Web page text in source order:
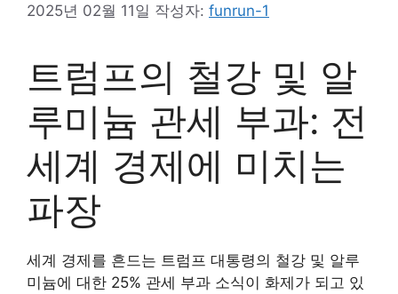
2025년 02월 11일 작성자: funrun-1
트럼프의 철강 및 알
루미늄 관세 부과: 전
세계 경제에 미치는
파장
세계 경제를 흔드는 트럼프 대통령의 철강 및 알루
미늄에 대한 25% 관세 부과 소식이 화제가 되고 있